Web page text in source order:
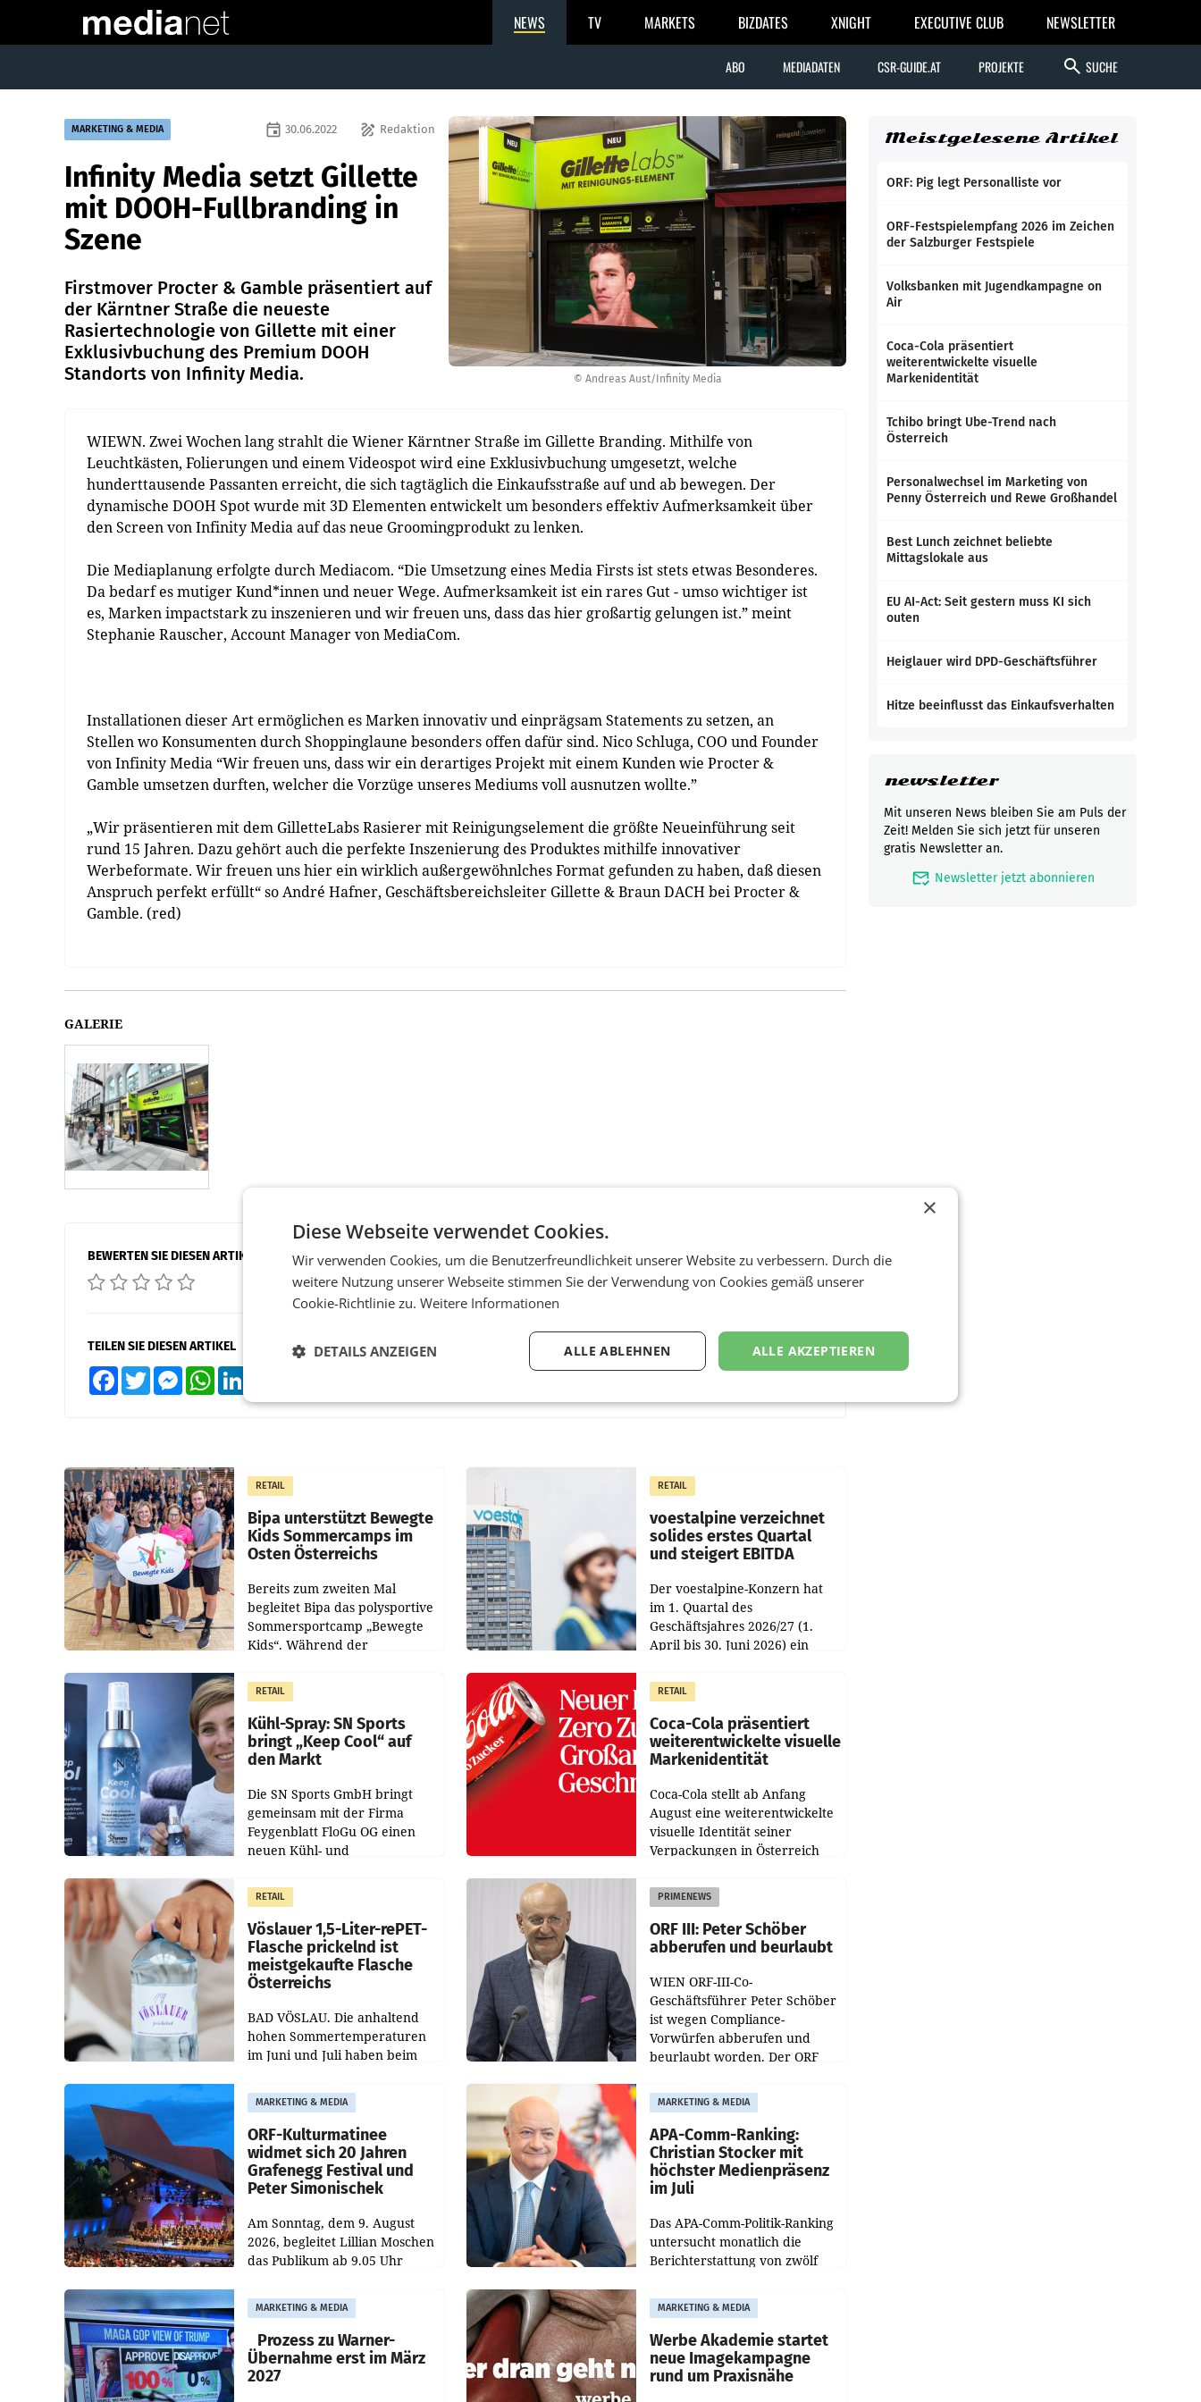
NEWS TV MARKETS BIZDATES XNIGHT EXECUTIVE CLUB NEWSLETTER
ABO MEDIADATEN CSR-GUIDE.AT PROJEKTE search SUCHE
© Andreas Aust/Infinity Media
MARKETING & MEDIA draw Redaktion
event 30.06.2022
Infinity Media setzt Gillette
mit DOOH-Fullbranding in
Szene
Firstmover Procter & Gamble präsentiert auf
der Kärntner Straße die neueste
Rasiertechnologie von Gillette mit einer
Exklusivbuchung des Premium DOOH
Standorts von Infinity Media.
WIEWN. Zwei Wochen lang strahlt die Wiener Kärntner Straße im Gillette Branding. Mithilfe von
Leuchtkästen, Folierungen und einem Videospot wird eine Exklusivbuchung umgesetzt, welche
hunderttausende Passanten erreicht, die sich tagtäglich die Einkaufsstraße auf und ab bewegen. Der
dynamische DOOH Spot wurde mit 3D Elementen entwickelt um besonders effektiv Aufmerksamkeit über
den Screen von Infinity Media auf das neue Groomingprodukt zu lenken.
Die ​​Mediaplanung erfolgte durch Mediacom. “Die Umsetzung eines Media Firsts ist stets etwas Besonderes.
Da bedarf es mutiger Kund*innen und neuer Wege. Aufmerksamkeit ist ein rares Gut - umso wichtiger ist
es, Marken impactstark zu inszenieren und wir freuen uns, dass das hier großartig gelungen ist.” meint
Stephanie Rauscher, Account Manager von MediaCom.
Installationen dieser Art ermöglichen es Marken innovativ und einprägsam Statements zu setzen, an
Stellen wo Konsumenten durch Shoppinglaune besonders offen dafür sind. Nico Schluga, COO und Founder
von Infinity Media “Wir freuen uns, dass wir ein derartiges Projekt mit einem Kunden wie Procter &
Gamble umsetzen durften, welcher die Vorzüge unseres Mediums voll ausnutzen wollte.”
„Wir präsentieren mit dem GilletteLabs Rasierer mit Reinigungselement die größte Neueinführung seit
rund 15 Jahren. Dazu gehört auch die perfekte Inszenierung des Produktes mithilfe innovativer
Werbeformate. Wir freuen uns hier ein wirklich außergewöhnlches Format gefunden zu haben, daß diesen
Anspruch perfekt erfüllt“ so André Hafner, Geschäftsbereichsleiter Gillette & Braun DACH bei Procter &
Gamble. (red)
GALERIE
BEWERTEN SIE DIESEN ARTIKEL
TEILEN SIE DIESEN ARTIKEL
FacebookTwitter MessengerWhatsApp
RETAIL
Bipa unterstützt Bewegte
Kids Sommercamps im
Osten Österreichs
Bereits zum zweiten Mal
begleitet Bipa das polysportive
Sommersportcamp „Bewegte
Kids“. Während der
Juli und August versorgt das
Unternehmen Kinder sowie
RETAIL
voestalpine verzeichnet
solides erstes Quartal
und steigert EBITDA
Der voestalpine-Konzern hat
im 1. Quartal des
Geschäftsjahres 2026/27 (1.
April bis 30. Juni 2026) ein
Der Umsatz stieg im Vergleich
zur Vorjahresperiode
RETAIL
Kühl-Spray: SN Sports
bringt „Keep Cool“ auf
den Markt
Die SN Sports GmbH bringt
gemeinsam mit der Firma
Feygenblatt FloGu OG einen
neuen Kühl- und
Markt. Das Produkt namens
„Keep Cool“ ist zu 100 Prozent
RETAIL
Coca-Cola präsentiert
weiterentwickelte visuelle
Markenidentität
Coca-Cola stellt ab Anfang
August eine weiterentwickelte
visuelle Identität seiner
Verpackungen in Österreich
Redesigns stehen zentrale
Gestaltungselemente
RETAIL
Vöslauer 1,5-Liter-rePET-
Flasche prickelnd ist
meistgekaufte Flasche
Österreichs
BAD VÖSLAU. Die anhaltend
hohen Sommertemperaturen
im Juni und Juli haben beim
Getränkehersteller Vöslauer zu
deutlichen Absatzzuwächsen
geführt. Während
PRIMENEWS
ORF III: Peter Schöber
abberufen und beurlaubt
WIEN ORF-III-Co-
Geschäftsführer Peter Schöber
ist wegen Compliance-
Vorwürfen abberufen und
beurlaubt worden. Der ORF
entsprechende
Medienberichte.
MARKETING & MEDIA
ORF-Kulturmatinee
widmet sich 20 Jahren
Grafenegg Festival und
Peter Simonischek
Am Sonntag, dem 9. August
2026, begleitet Lillian Moschen
das Publikum ab 9.05 Uhr
„Kulturmatinee“. Die Sendung
startet mit der Dokumentation
„20 Jahre Grafenegg
MARKETING & MEDIA
APA-Comm-Ranking:
Christian Stocker mit
höchster Medienpräsenz
im Juli
Das APA-Comm-Politik-Ranking
untersucht monatlich die
Berichterstattung von zwölf
Tageszeitungen und analysiert,
welche Politikerinnen und
Politiker Österreichs die
MARKETING & MEDIA
Prozess zu Warner-
Übernahme erst im März
2027
MARKETING & MEDIA
Werbe Akademie startet
neue Imagekampagne
rund um Praxisnähe
Meistgelesene Artikel
ORF: Pig legt Personalliste vor
ORF-Festspielempfang 2026 im Zeichen
der Salzburger Festspiele
Volksbanken mit Jugendkampagne on
Air
Coca-Cola präsentiert
weiterentwickelte visuelle
Markenidentität
Tchibo bringt Ube-Trend nach
Österreich
Personalwechsel im Marketing von
Penny Österreich und Rewe Großhandel
Best Lunch zeichnet beliebte
Mittagslokale aus
EU AI-Act: Seit gestern muss KI sich
outen
Heiglauer wird DPD-Geschäftsführer
Hitze beeinflusst das Einkaufsverhalten
newsletter
Mit unseren News bleiben Sie am Puls der
Zeit! Melden Sie sich jetzt für unseren
gratis Newsletter an.
mark_email_read Newsletter jetzt abonnieren
×
Diese Webseite verwendet Cookies.
Wir verwenden Cookies, um die Benutzerfreundlichkeit unserer Website zu verbessern. Durch die
weitere Nutzung unserer Webseite stimmen Sie der Verwendung von Cookies gemäß unserer
Cookie-Richtlinie zu. Weitere Informationen
ALLE AKZEPTIEREN
ALLE ABLEHNEN
DETAILS ANZEIGEN